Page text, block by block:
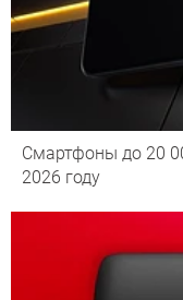
Смартфоны до 20
2026 году